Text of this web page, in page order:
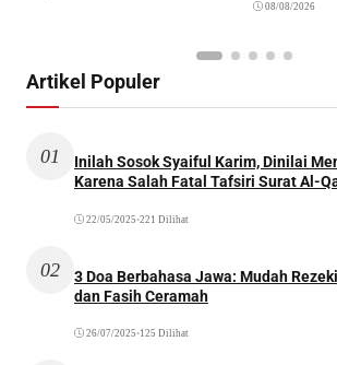
08/08/2026
Artikel Populer
01
Inilah Sosok Syaiful Karim, Dinilai
Karena Salah Fatal Tafsiri Surat Al-
22/05/2025 •221 Dilihat
02
3 Doa Berbahasa Jawa: Mudah
dan Fasih Ceramah
26/07/2025 •125 Dilihat